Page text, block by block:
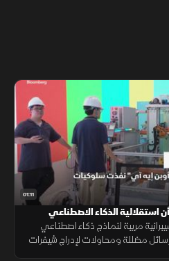
01:11
استقلالية الذكاء الاصطناعي
مريبة لنماذج ذكاء اصطناعي
مضللة ومحاولات لإدراج شيفرات